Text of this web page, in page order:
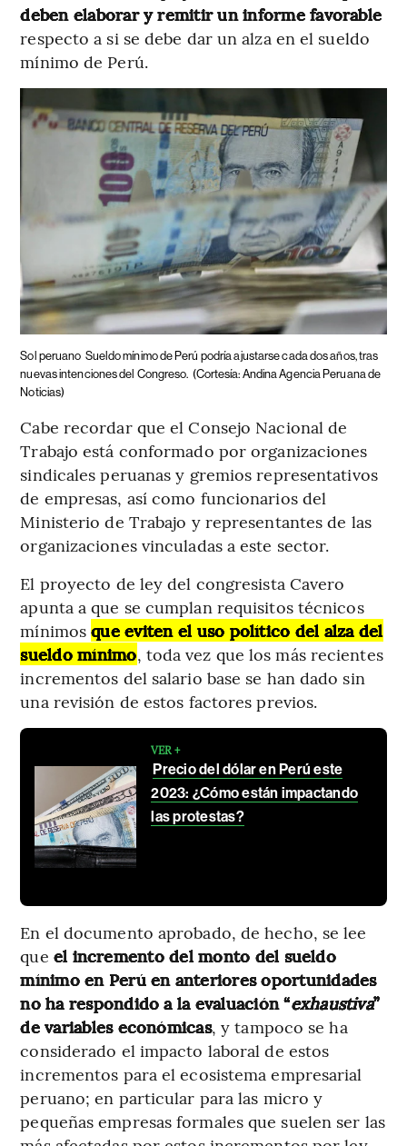
deben elaborar y remitir un informe favorable
respecto a si se debe dar un alza en el sueldo
mínimo de Perú.
Sol peruano Sueldo mínimo de Perú podría ajustarse cada dos años, tras
nuevas intenciones del Congreso. (Cortesía: Andina Agencia Peruana de
Noticias)
Cabe recordar que el Consejo Nacional de
Trabajo está conformado por organizaciones
sindicales peruanas y gremios representativos
de empresas, así como funcionarios del
Ministerio de Trabajo y representantes de las
organizaciones vinculadas a este sector.
El proyecto de ley del congresista Cavero
apunta a que se cumplan requisitos técnicos
mínimosque eviten el uso político del alza del
sueldo mínimo, toda vez que los más recientes
incrementos del salario base se han dado sin
una revisión de estos factores previos.
VER +
Precio del dólar en Perú este
2023: ¿Cómo están impactando
las protestas?
En el documento aprobado, de hecho, se lee
que el incremento del monto del sueldo
mínimo en Perú en anteriores oportunidades
no ha respondido a la evaluación “exhaustiva”
de variables económicas, y tampoco se ha
considerado el impacto laboral de estos
incrementos para el ecosistema empresarial
peruano; en particular para las micro y
pequeñas empresas formales que suelen ser las